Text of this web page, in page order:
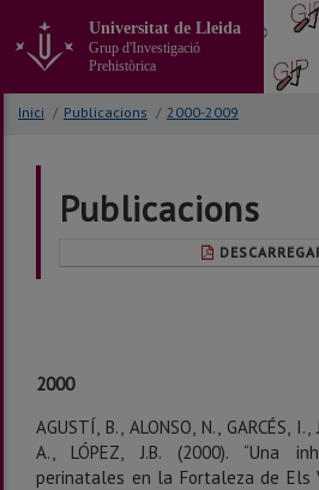
contingut
Universitat de Lleida
Grup d'Investigació
Prehistòrica
Inici / Publicacions / 2000-2009
Publicacions
2000
AGUSTÍ, B., ALONSO, N., GARCÉS, I.,
A., LÓPEZ, J.B. (2000). “Una
perinatales en la Fortaleza de Els